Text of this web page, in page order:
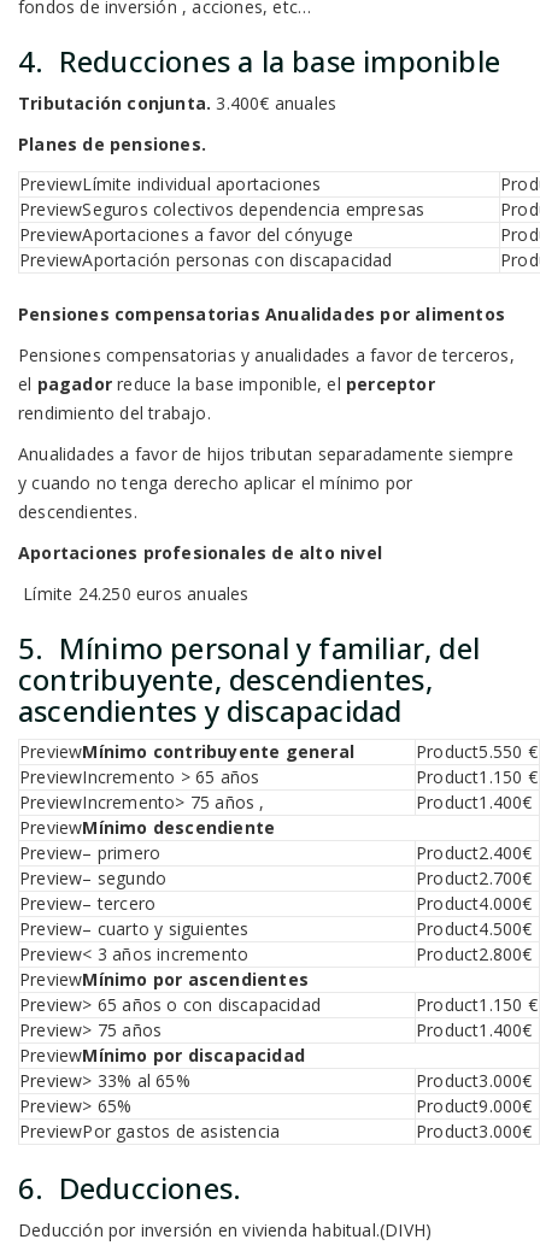
fondos de inversión , acciones, etc…
4. Reducciones a la base imponible
Tributación conjunta. 3.400€ anuales
Planes de pensiones.
Límite individual aportaciones
Seguros colectivos dependencia empresas
Aportaciones a favor del cónyuge
Aportación personas con discapacidad
Pensiones compensatorias Anualidades por alimentos
Pensiones compensatorias y anualidades a favor de terceros,
el pagadorreduce la base imponible, el perceptor
rendimiento del trabajo.
Anualidades a favor de hijos tributan separadamente siempre
y cuando no tenga derecho aplicar el mínimo por
descendientes.
Aportaciones profesionales de alto nivel
Límite 24.250 euros anuales
5. Mínimo personal y familiar, del
contribuyente, descendientes,
ascendientes y discapacidad
Mínimo contribuyente general
5.550 €
Incremento > 65 años
1.150 €
Incremento> 75 años ,
1.400€
Mínimo descendiente
– primero
2.400€
– segundo
2.700€
– tercero
4.000€
– cuarto y siguientes
4.500€
< 3 años incremento
2.800€
Mínimo por ascendientes
> 65 años o con discapacidad
1.150 €
> 75 años
1.400€
Mínimo por discapacidad
> 33% al 65%
3.000€
> 65%
9.000€
Por gastos de asistencia
3.000€
6. Deducciones.
Deducción por inversión en vivienda habitual.(DIVH)